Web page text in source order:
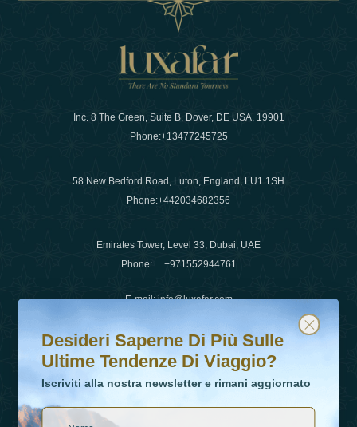
Inc. 8 The Green, Suite B, Dover, DE USA, 19901
Phone:+13477245725
58 New Bedford Road, Luton, England, LU1 1SH
Phone:+442034682356
Emirates Tower, Level 33, Dubai, UAE
Phone: +971552944761
E-mail:info@luxafar.com
WhatsApp No
+442034682356
Desideri saperne di più sulle ultime tendenze di viaggio?
Iscriviti alla nostra newsletter e rimani aggiornato
Desideri Saperne Di Più Sulle
Ultime Tendenze Di Viaggio?
Iscriviti alla nostra newsletter e rimani aggiornato